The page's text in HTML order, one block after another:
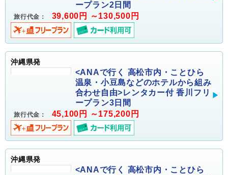
ープラン2日間
旅行代金： 39,600円 ～130,500円
沖縄県発
<ANAで行く 高松市内・ことひら
温泉・小豆島などのホテルから組み
合わせ自由>レンタカー付 香川フリ
ープラン3日間
旅行代金： 45,100円 ～175,200円
沖縄県発
<ANAで行く 高松市内・ことひら